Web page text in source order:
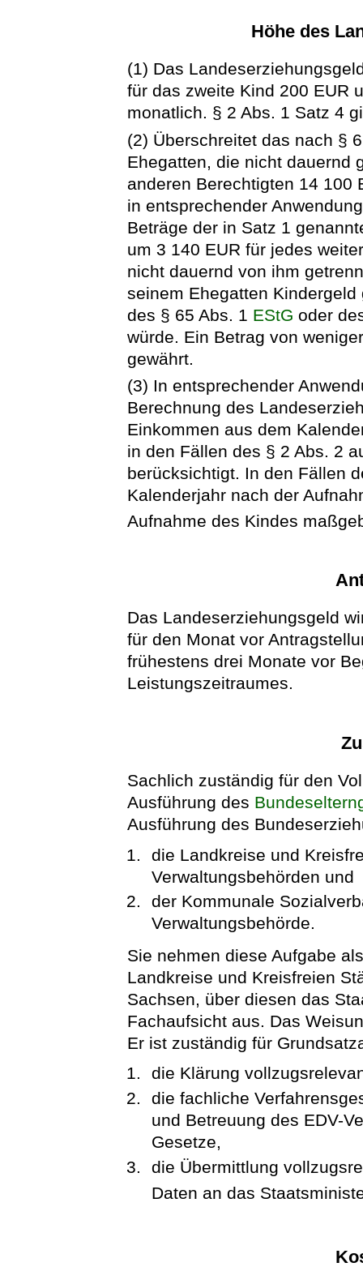
Höhe des
(1) Das
für das zweite Kind 200 EUR
monatlich. § 2 Abs. 1 Satz 4
(2) Überschreitet das nach §
Ehegatten, die nicht dauernd
anderen Berechtigten 14 100
in entsprechender
Beträge der in Satz 1
um 3 140 EUR für jedes
nicht dauernd von ihm
seinem Ehegatten
des § 65 Abs. 1 EStG oder
würde. Ein Betrag von
gewährt.
(3) In entsprechender
Berechnung des
Einkommen aus dem
in den Fällen des § 2 Abs. 2
berücksichtigt. In den Fällen
Kalenderjahr nach der
Aufnahme des Kindes
Das Landeserziehungsgeld
für den Monat vor
frühestens drei Monate vor
Leistungszeitraumes.
Sachlich zuständig für den
Ausführung des
Ausführung des
die Landkreise und
Verwaltungsbehörden und
der Kommunale
Verwaltungsbehörde.
Sie nehmen diese Aufgabe
Landkreise und Kreisfreien
Sachsen, über diesen das
Fachaufsicht aus. Das
Er ist zuständig für
die Klärung
die fachliche
und Betreuung des EDV-
Gesetze,
die Übermittlung
Daten an das